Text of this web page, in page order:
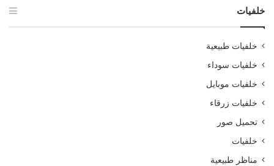
خلفيات
خلفيات طبيعية
خلفيات سوداء
خلفيات موبايل
خلفيات زرقاء
تحميل صور
خلفيات
مناظر طبيعية